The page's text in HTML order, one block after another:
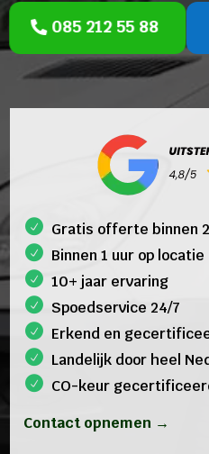
085 212 55 88
Gratis offerte binnen
Binnen 1 uur op locatie
10+ jaar ervaring
Spoedservice 24/7
Erkend en
Landelijk door heel
CO-keur
Contact opnemen →